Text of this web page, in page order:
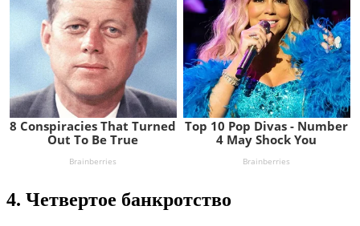
4. Четвертое банкротство